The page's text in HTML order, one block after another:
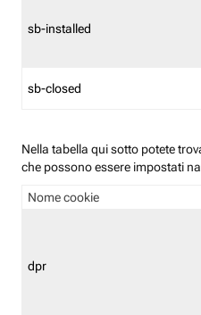
sb-installed
sb-closed
Nella tabella qui sotto potete
che possono essere impostati
Nome cookie
dpr